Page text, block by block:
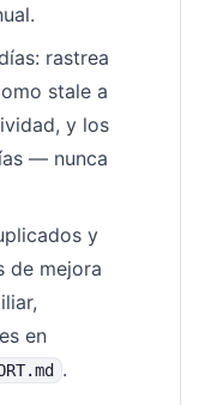
rastrea
stale a
y los
— nunca
y
de mejora
en
.